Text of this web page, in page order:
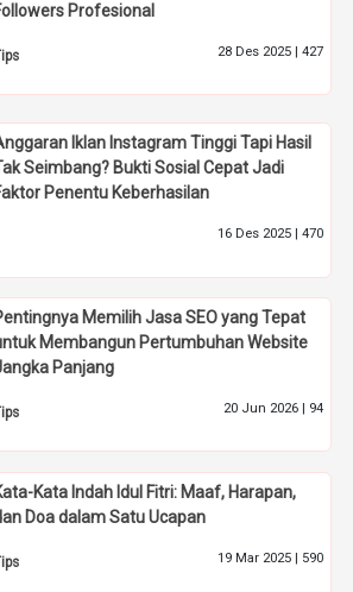
Profesional
28 Des 2025 | 427
Iklan Instagram Tinggi Tapi Hasil
Seimbang? Bukti Sosial Cepat Jadi
Penentu Keberhasilan
16 Des 2025 | 470
Memilih Jasa SEO yang Tepat
Membangun Pertumbuhan Website
Panjang
20 Jun 2026 | 94
Kata Indah Idul Fitri: Maaf, Harapan,
Doa dalam Satu Ucapan
19 Mar 2025 | 590